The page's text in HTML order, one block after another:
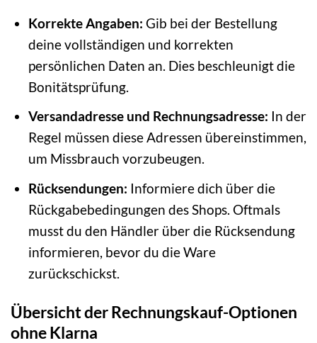
Korrekte Angaben: Gib bei der Bestellung
deine vollständigen und korrekten
persönlichen Daten an. Dies beschleunigt die
Bonitätsprüfung.
Versandadresse und Rechnungsadresse: In der
Regel müssen diese Adressen übereinstimmen,
um Missbrauch vorzubeugen.
Rücksendungen: Informiere dich über die
Rückgabebedingungen des Shops. Oftmals
musst du den Händler über die Rücksendung
informieren, bevor du die Ware
zurückschickst.
Übersicht der Rechnungskauf-Optionen
ohne Klarna